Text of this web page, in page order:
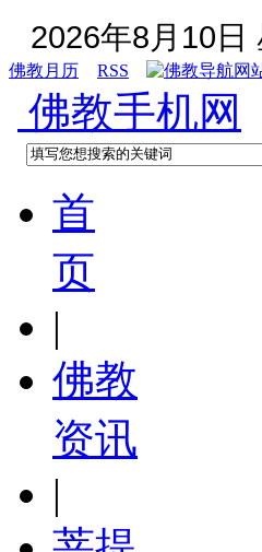
2026年8月10日
佛教月历 RSS
佛教手机网
首
页
|
佛教
资讯
|